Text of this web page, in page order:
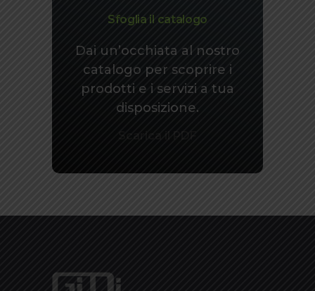
Sfoglia il catalogo
Dai un’occhiata al nostro
catalogo per scoprire i
prodotti e i servizi a tua
disposizione.
Scarica il PDF